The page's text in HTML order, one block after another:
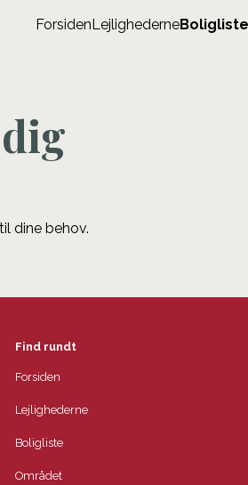
ForsidenLejlighederneBoligliste
dine behov.
Find rundt
Forsiden
Lejlighederne
Boligliste
Området